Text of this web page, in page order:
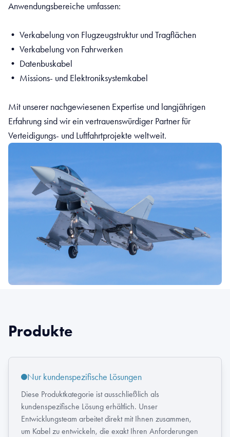
Anwendungsbereiche umfassen:
• Verkabelung von Flugzeugstruktur und Tragflächen
• Verkabelung von Fahrwerken
• Datenbuskabel
• Missions- und Elektroniksystemkabel
Mit unserer nachgewiesenen Expertise und langjährigen
Erfahrung sind wir ein vertrauenswürdiger Partner für
Verteidigungs- und Luftfahrtprojekte weltweit.
Produkte
Nur kundenspezifische Lösungen
Diese Produktkategorie ist ausschließlich als
kundenspezifische Lösung erhältlich. Unser
Entwicklungsteam arbeitet direkt mit Ihnen zusammen,
um Kabel zu entwickeln, die exakt Ihren Anforderungen